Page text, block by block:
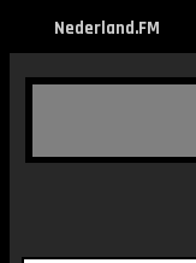
Nederland.FM